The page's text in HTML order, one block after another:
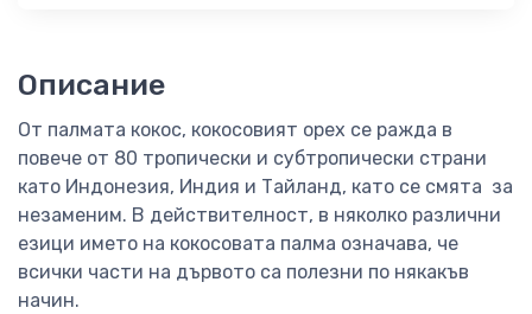
Описание
От палмата кокос, кокосовият орех се ражда в
повече от 80 тропически и субтропически страни
като Индонезия, Индия и Тайланд, като се смята за
незаменим. В действителност, в няколко различни
езици името на кокосовата палма означава, че
всички части на дървото са полезни по някакъв
начин.